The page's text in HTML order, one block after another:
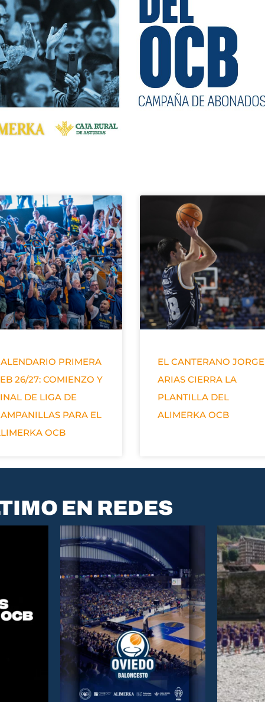
PRIMERA
26/27: COMIENZO Y
DE LIGA DE
PARA EL
OCB
EL CANTERANO JORGE
ARIAS CIERRA LA
PLANTILLA DEL
ALIMERKA OCB
EN REDES